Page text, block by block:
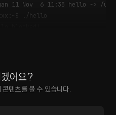
11 Nov  6 11:35 hello -> /
./hello
어요?
텐츠를 볼 수 있습니다.